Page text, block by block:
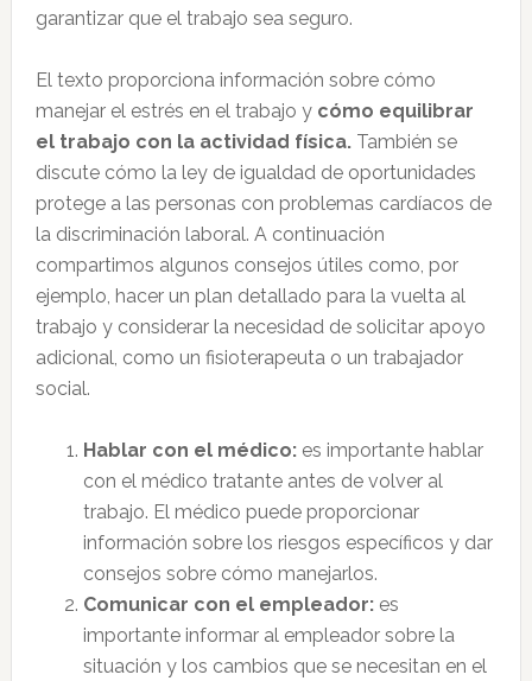
garantizar que el trabajo sea seguro.
El texto proporciona información sobre cómo
manejar el estrés en el trabajo y cómo equilibrar
el trabajo con la actividad física.También se
discute cómo la ley de igualdad de oportunidades
protege a las personas con problemas cardíacos de
la discriminación laboral. A continuación
compartimos algunos consejos útiles como, por
ejemplo, hacer un plan detallado para la vuelta al
trabajo y considerar la necesidad de solicitar apoyo
adicional, como un fisioterapeuta o un trabajador
social.
Hablar con el médico:es importante hablar
con el médico tratante antes de volver al
trabajo. El médico puede proporcionar
información sobre los riesgos específicos y dar
consejos sobre cómo manejarlos.
Comunicar con el empleador:es
importante informar al empleador sobre la
situación y los cambios que se necesitan en el